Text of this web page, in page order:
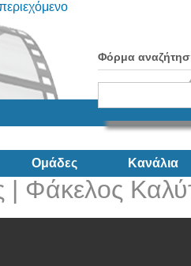
Φόρμα
Ομάδες Κανάλια
| Φάκελος